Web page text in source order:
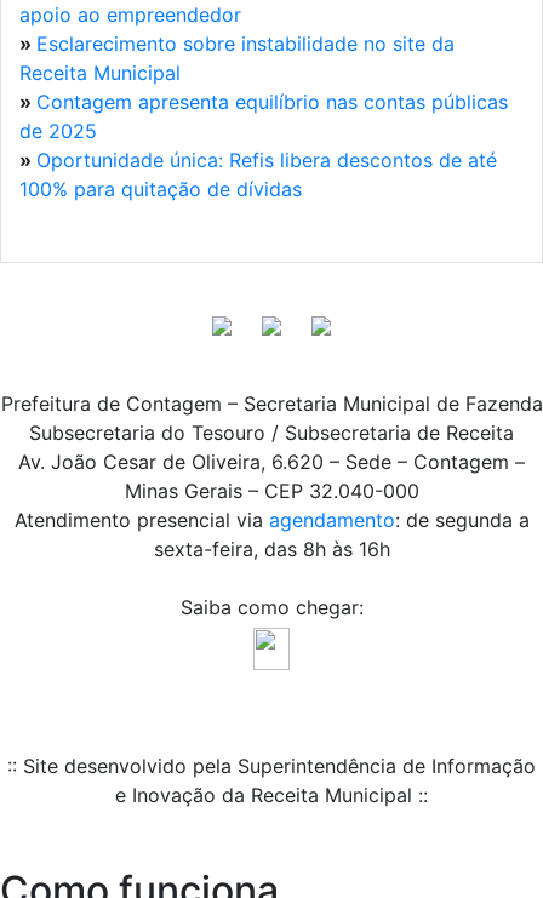
apoio ao empreendedor
» Esclarecimento sobre instabilidade no site da
Receita Municipal
» Contagem apresenta equilíbrio nas contas públicas
de 2025
» Oportunidade única: Refis libera descontos de até
100% para quitação de dívidas
Prefeitura de Contagem – Secretaria Municipal de Fazenda
Subsecretaria do Tesouro / Subsecretaria de Receita
Av. João Cesar de Oliveira, 6.620 – Sede – Contagem –
Minas Gerais – CEP 32.040-000
Atendimento presencial via agendamento: de segunda a
sexta-feira, das 8h às 16h
Saiba como chegar:
:: Site desenvolvido pela Superintendência de Informação
e Inovação da Receita Municipal ::